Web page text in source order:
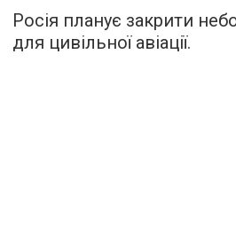
Росія планує закрити
для цивільної авіації.